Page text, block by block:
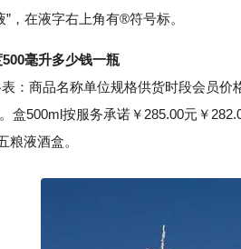
，在液字右上角有®符号标。
毫升多少钱一瓶
商品名称单位规格供货时段会员价
盒500ml按服务承诺￥285.00元￥
粮液酒盒。